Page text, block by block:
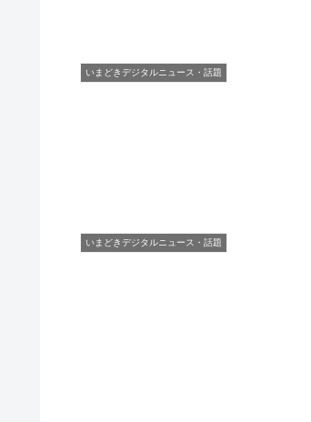
いまどきデジタルニュース・話題
いまどきデジタルニュース・話題